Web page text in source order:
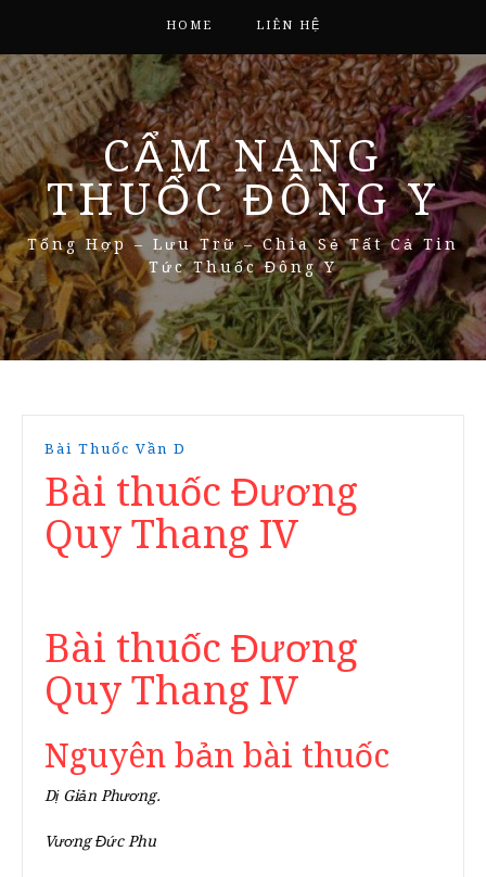
HOME LIÊN HỆ
CẨM NANG
THUỐC ĐÔNG Y
Tổng Hợp – Lưu Trữ – Chia Sẻ Tất Cả Tin
Tức Thuốc Đông Y
Bài Thuốc Vần D
Bài thuốc Đương
Quy Thang IV
Bài thuốc Đương
Quy Thang IV
Nguyên bản bài thuốc
Dị Giản Phương.
Vương Đức Phu